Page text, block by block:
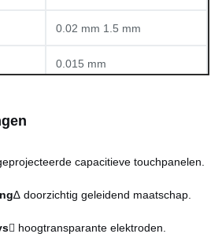
0.02 mm 1.5 mm
0.015 mm
het
1800 mm × 650 mm
(aanpasbaar)
Vierkante, zeshoekige, op
capacitieve touchpanelen.
∆ doorzichtig geleidend maatschap.
 hoogtransparante elektroden.